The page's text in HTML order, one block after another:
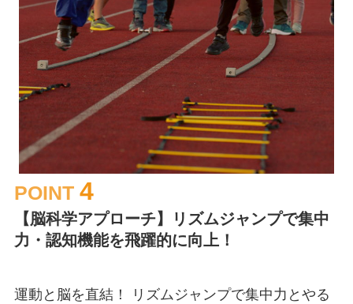
POINT 4
【脳科学アプローチ】リズムジャンプで集中
力・認知機能を飛躍的に向上！
運動と脳を直結！ リズムジャンプで集中力とやる